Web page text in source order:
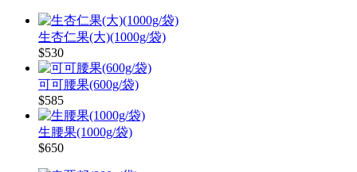
生杏仁果(大)(1000g/袋)
$530
可可腰果(600g/袋)
$585
生腰果(1000g/袋)
$650